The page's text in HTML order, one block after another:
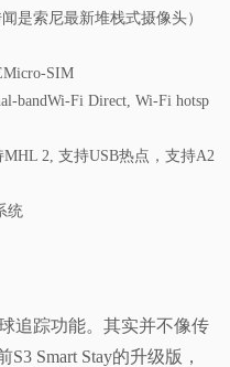
是索尼最新堆栈式摄像头）
SIM
bandWi-Fi Direct, Wi-Fi hotsp
2, 支持USB热点，支持A2
统
追踪功能。其实并不像传
Smart Stay的升级版，